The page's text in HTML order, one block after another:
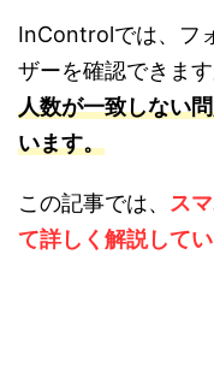
InControlでは、フ
ザーを確認できます
人数が一致しない
います。
この記事では、 ス
て詳しく解説してい